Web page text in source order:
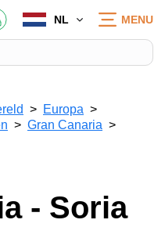
NL MENU
Europa
Gran Canaria
- Soria